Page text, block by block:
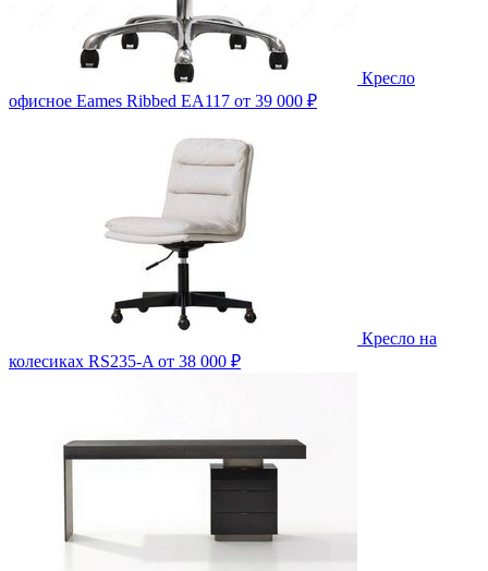
Кресло
офисное Eames Ribbed EA117 от 39 000 ₽
Кресло на
колесиках RS235-A от 38 000 ₽